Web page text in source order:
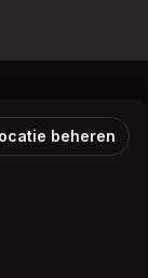
beheren